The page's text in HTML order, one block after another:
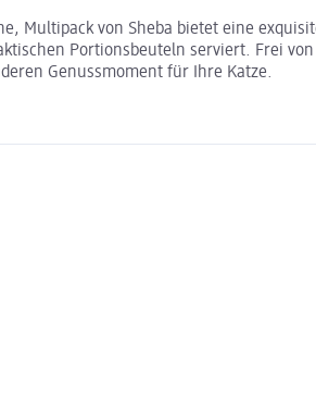
Multipack von Sheba bietet eine
Portionsbeuteln serviert. Frei
Genussmoment für Ihre Katze.